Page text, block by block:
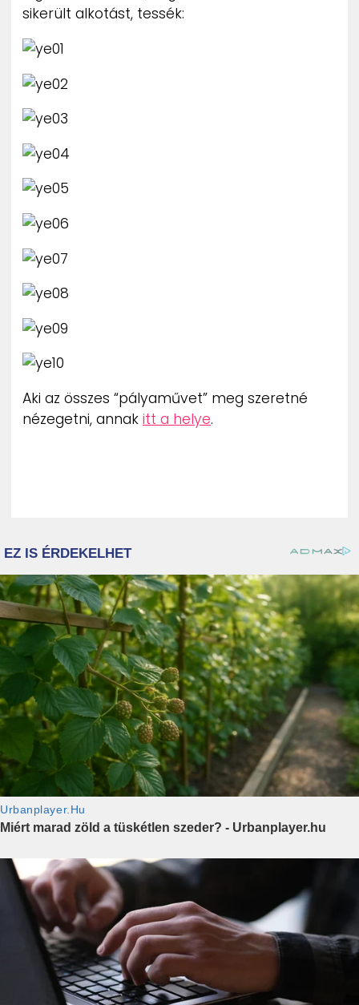
sikerült alkotást, tessék:
Aki az összes “pályaművet” meg szeretné
nézegetni, annak itt a helye.